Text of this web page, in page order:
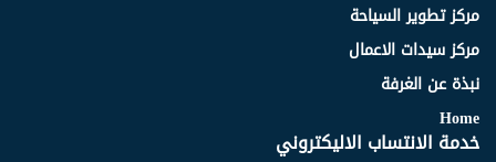
مركز تطوير السياحة
مركز سيدات الاعمال
نبذة عن الغرفة
Home
خدمة الانتساب الاليكتروني